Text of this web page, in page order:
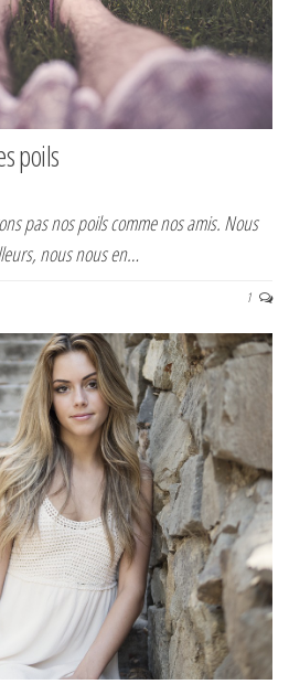
poils
pas nos poils comme nos amis. Nous
nous nous en…
1